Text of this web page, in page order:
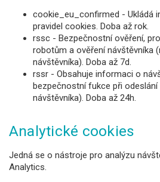
cookie_eu_confirmed - Ukládá
pravidel cookies. Doba až rok.
rssc - Bezpečnostní ověření,
robotům a ověření návštěvníka
návštěvníka). Doba až 7d.
rssr - Obsahuje informaci o
bezpečnostní fukce při
návštěvníka). Doba až 24h.
Analytické cookies
Jedná se o nástroje pro analýzu
Analytics.